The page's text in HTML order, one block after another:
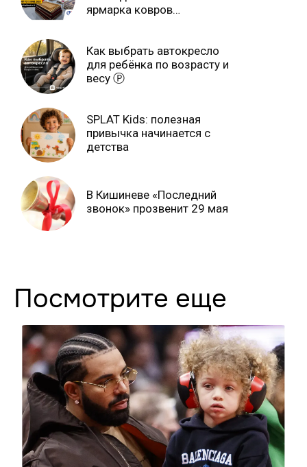
ярмарка ковров
Как выбрать автокресло
для ребёнка по возрасту и
весу Ⓟ
SPLAT Kids: полезная
привычка начинается с
детства
В Кишиневе «Последний
звонок» прозвенит 29 мая
Посмотрите еще